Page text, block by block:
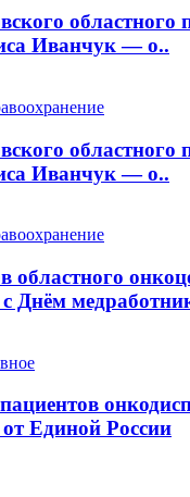
областного
Иванчук — о..
областного
Иванчук — о..
областного
Днём
Единой России